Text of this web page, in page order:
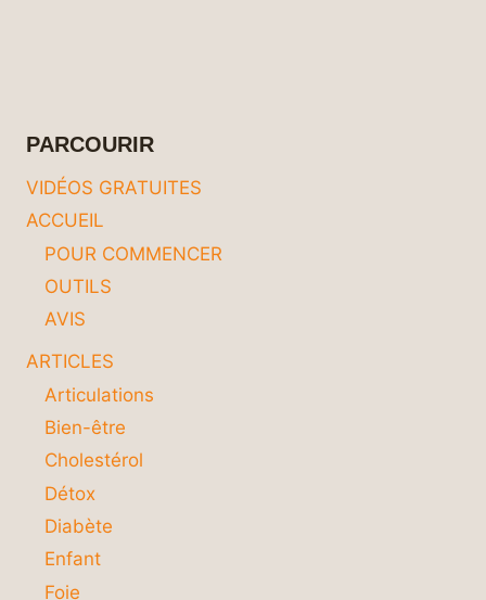
PARCOURIR
VIDÉOS GRATUITES
ACCUEIL
POUR COMMENCER
OUTILS
AVIS
ARTICLES
Articulations
Bien-être
Cholestérol
Détox
Diabète
Enfant
Foie